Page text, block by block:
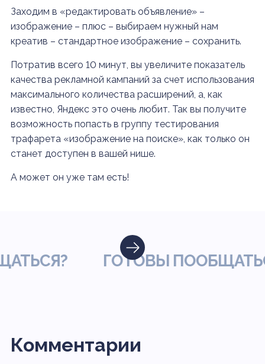
Заходим в «редактировать объявление» –
изображение – плюс – выбираем нужный нам
креатив – стандартное изображение – сохранить.
Потратив всего 10 минут, вы увеличите показатель
качества рекламной кампаний за счет использования
максимального количества расширений, а, как
известно, Яндекс это очень любит. Так вы получите
возможность попасть в группу тестирования
трафарета «изображение на поиске», как только он
станет доступен в вашей нише.
А может он уже там есть!
ГОТОВЫ
Комментарии